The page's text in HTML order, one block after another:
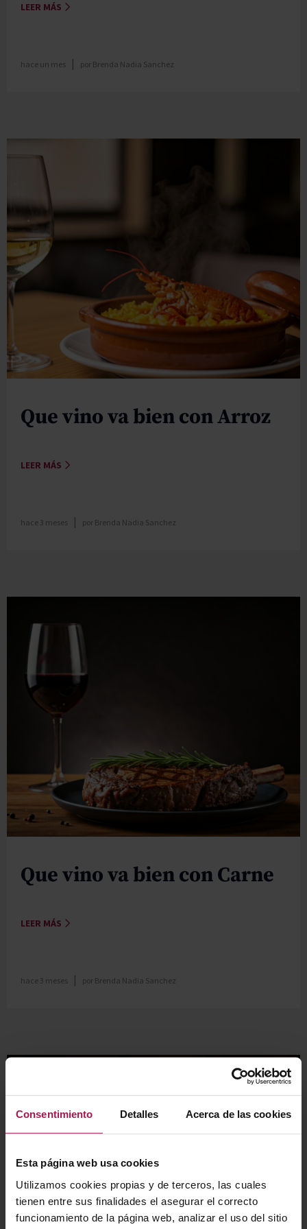
Consentimiento Detalles Acerca de las cookies
Esta página web usa cookies
Utilizamos cookies propias y de terceros, las cuales
tienen entre sus finalidades el asegurar el correcto
funcionamiento de la página web, analizar el uso del sitio
LEER MÁS
hace un mes | por Brenda Nadia Sanchez
Que vino va bien con Arroz
LEER MÁS
hace 3 meses | por Brenda Nadia Sanchez
Que vino va bien con Carne
LEER MÁS
hace 3 meses | por Brenda Nadia Sanchez